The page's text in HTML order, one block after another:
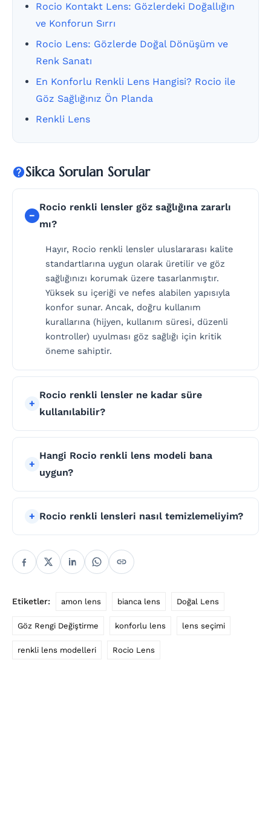
Rocio Kontakt Lens: Gözlerdeki Doğallığın
ve Konforun Sırrı
Rocio Lens: Gözlerde Doğal Dönüşüm ve
Renk Sanatı
En Konforlu Renkli Lens Hangisi? Rocio ile
Göz Sağlığınız Ön Planda
Renkli Lens
Sikca Sorulan Sorular
Rocio renkli lensler göz sağlığına zararlı
mı?
Hayır, Rocio renkli lensler uluslararası kalite
standartlarına uygun olarak üretilir ve göz
sağlığınızı korumak üzere tasarlanmıştır.
Yüksek su içeriği ve nefes alabilen yapısıyla
konfor sunar. Ancak, doğru kullanım
kurallarına (hijyen, kullanım süresi, düzenli
kontroller) uyulması göz sağlığı için kritik
öneme sahiptir.
Rocio renkli lensler ne kadar süre
kullanılabilir?
Hangi Rocio renkli lens modeli bana
uygun?
Rocio renkli lensleri nasıl temizlemeliyim?
Etiketler: amon lens bianca lens Doğal Lens
Göz Rengi Değiştirme konforlu lens lens seçimi
renkli lens modelleri Rocio Lens